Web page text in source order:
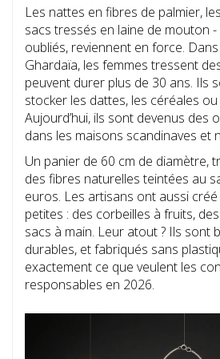
Les nattes en fibres de palmier,
sacs tressés en laine de mouton
oubliés, reviennent en force.
Ghardaïa, les femmes tressent
peuvent durer plus de 30 ans. Ils
stocker les dattes, les céréales ou
Aujourd’hui, ils sont devenus des
dans les maisons scandinaves et
Un panier de 60 cm de diamètre,
des fibres naturelles teintées au
euros. Les artisans ont aussi
petites : des corbeilles à fruits,
sacs à main. Leur atout ? Ils sont
durables, et fabriqués sans
exactement ce que veulent les
responsables en 2026.